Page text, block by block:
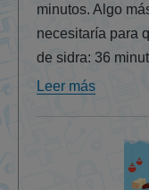
minutos. Algo
necesitaría para
de sidra: 36
Leer más